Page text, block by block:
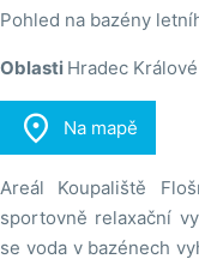
Pohled na bazény
Oblasti Hradec Králové
 Na mapě
Areál Koupaliště
sportovně relaxační
se voda v bazénech